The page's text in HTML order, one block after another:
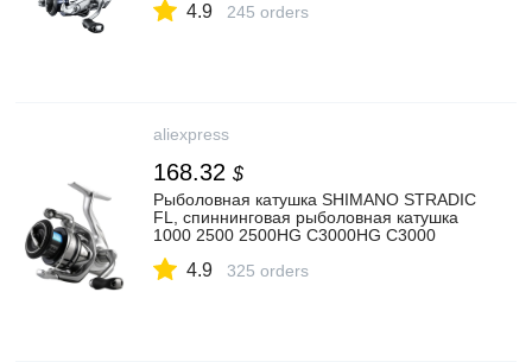
Рыболовные катушки| | АлиЭкспресс
4.9 245 orders
aliexpress
168.32 $
Рыболовная катушка SHIMANO STRADIC
FL, спиннинговая рыболовная катушка
1000 2500 2500HG C3000HG C3000
соленой воды, макс. нагрузка 9 кг, 2019|
4.9 325 orders